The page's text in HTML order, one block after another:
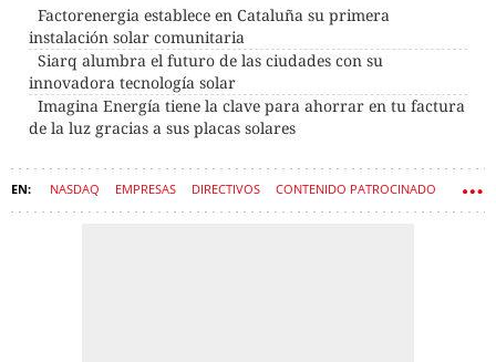
Factorenergia establece en Cataluña su primera
instalación solar comunitaria
Siarq alumbra el futuro de las ciudades con su
innovadora tecnología solar
Imagina Energía tiene la clave para ahorrar en tu factura
de la luz gracias a sus placas solares
NASDAQ EMPRESAS DIRECTIVOS CONTENIDO PATROCINADO